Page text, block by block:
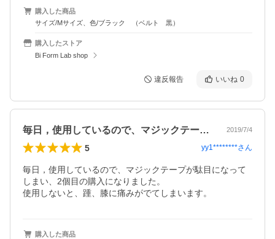
購入した商品
サイズ/Mサイズ、色/ブラック （ベルト 黒）
購入したストア
Bi Form Lab shop
違反報告 いいね 0
毎日，使用しているので、マジックテープ… 2019/7/4
5 yy1********さん
毎日，使用しているので、マジックテープが駄目になって
しまい、2個目の購入になりました。
使用しないと、踵、膝に痛みがでてしまいます。
購入した商品